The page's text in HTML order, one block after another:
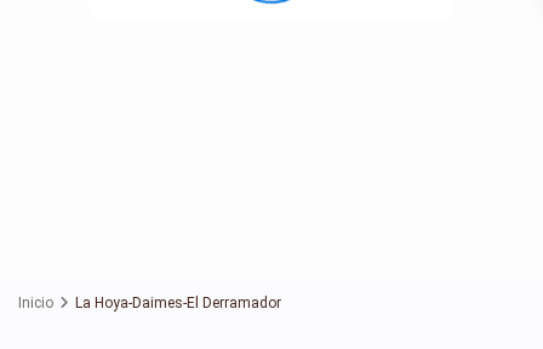
Inicio La Hoya-Daimes-El Derramador